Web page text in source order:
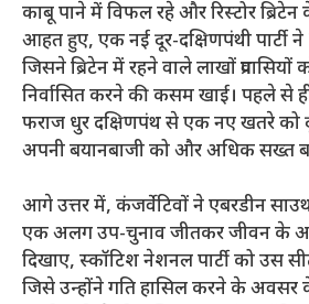
काबू पाने में विफल रहे और रिस्टोर ब्रिटेन
आहत हुए, एक नई दूर-दक्षिणपंथी पार्टी
जिसने ब्रिटेन में रहने वाले लाखों
निर्वासित करने की कसम खाई। पहले से
फराज धुर दक्षिणपंथ से एक नए खतरे को
अपनी बयानबाजी को और अधिक सख्त
आगे उत्तर में, कंजर्वेटिवों ने एबरडीन
एक अलग उप-चुनाव जीतकर जीवन
दिखाए, स्कॉटिश नेशनल पार्टी को उस
जिसे उन्होंने गति हासिल करने के अवसर